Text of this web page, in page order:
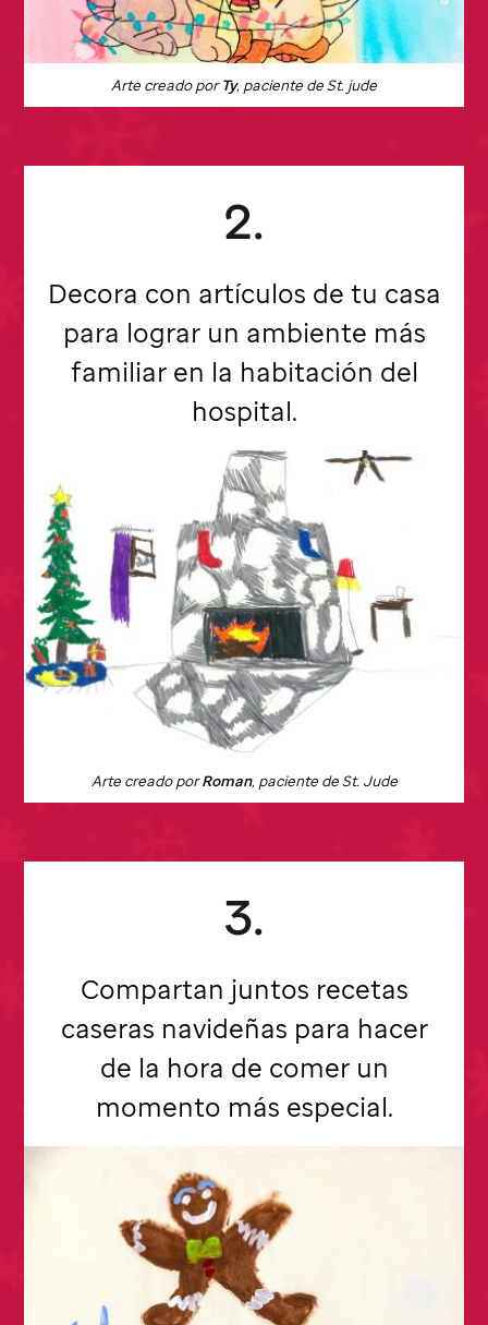
Arte creado porTy, paciente de St. jude
Arte creado porRoman, paciente deSt. Jude
2.
Decora con artículos de tu casa
para lograr un ambiente más
familiar en la habitación del
hospital.
3.
Compartan juntos recetas
caseras navideñas para hacer
de la hora de comer un
momento más especial.